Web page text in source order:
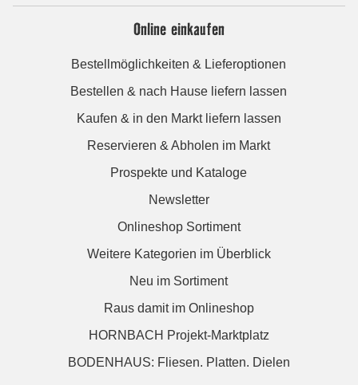
Online einkaufen
Bestellmöglichkeiten & Lieferoptionen
Bestellen & nach Hause liefern lassen
Kaufen & in den Markt liefern lassen
Reservieren & Abholen im Markt
Prospekte und Kataloge
Newsletter
Onlineshop Sortiment
Weitere Kategorien im Überblick
Neu im Sortiment
Raus damit im Onlineshop
HORNBACH Projekt-Marktplatz
BODENHAUS: Fliesen. Platten. Dielen